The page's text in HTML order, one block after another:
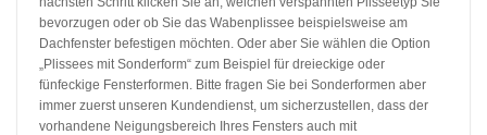
bevorzugen oder ob Sie das Wabenplissee beispielsweise am
Dachfenster befestigen möchten. Oder aber Sie wählen die Option
„Plissees mit Sonderform“ zum Beispiel für dreieckige oder
fünfeckige Fensterformen. Bitte fragen Sie bei Sonderformen aber
immer zuerst unseren Kundendienst, um sicherzustellen, dass der
vorhandene Neigungsbereich Ihres Fensters auch mit